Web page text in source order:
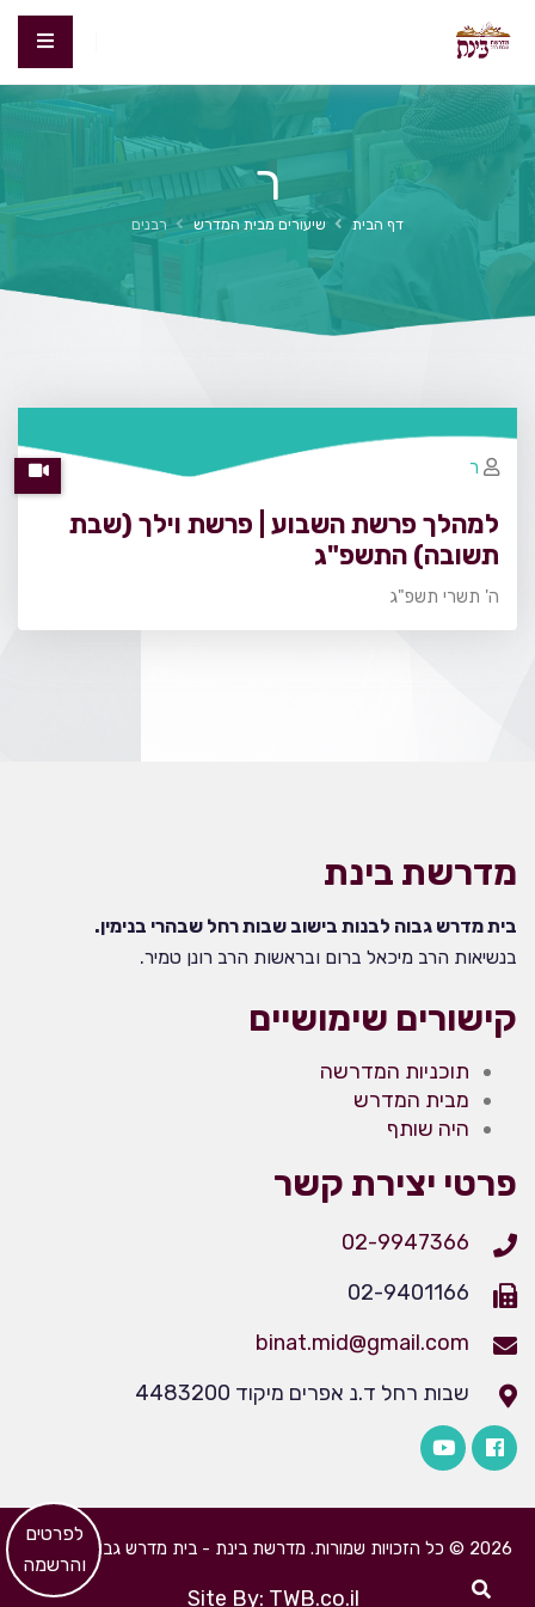
ר
דף הבית שיעורים מבית המדרש רבנים
למהלך פרשת השבוע | פרשת וילך (שבת
תשובה) התשפ"ג
ה' תשרי תשפ"ג
ר
מדרשת בינת
בית מדרש גבוה לבנות בישוב שבות רחל שבהרי בנימין.
בנשיאות הרב מיכאל ברום ובראשות הרב רונן טמיר.
קישורים שימושיים
תוכניות המדרשה
מבית המדרש
היה שותף
פרטי יצירת קשר
02-9947366
02-9401166
binat.mid@gmail.com
שבות רחל ד.נ אפרים מיקוד 4483200
2026 © כל הזכויות שמורות. מדרשת בינת - בית מדרש גבוה לבנות
Site By: TWB.co.il
​לפרטים
והרשמה